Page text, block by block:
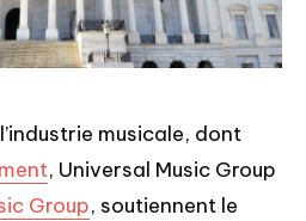
musicale, dont
, Universal Music Group
Group, soutiennent le